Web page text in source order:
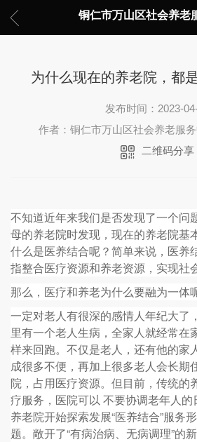
铜仁市万山区社会养老
为什么现在的养老院，都
发布时间：2023-
作者：铜仁市万山区社会养老服
二维码分享
不知道近年来我们是否发现了一个问
母的养老院时发现，现在的养老院基
什么是医养结合呢？简单来说，医养
指整合医疗资源和养老资源，实现社
那么，医疗和养老为什么要融为一体
一定对老人有很深的感情人年纪大了
里有一个老人生病，全家人就经常在
样来回跑。不仅是老人，还有他的家
成很多不便，再加上很多老人会长期
院，占用医疗资源。但目前，传统的
疗服务，医院可以 不要协调老年人
养老院开始探索发展“医养结合”服务
题。敞开了“有病治病、无病调理”的